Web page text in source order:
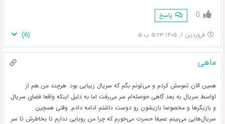
0 پاسخ
فروردین ۱, ۱۴۰۵ ۵:۲۳ ب.ظ (
6
)
ماهی
همین الان تمومش کردم و می‌تونم بگم که سریال زیبایی بود. هرچند من هم از
اواسط سریال به بعد گاهی حوصله‌ام سر می‌رفت اما به دلیل اینکه واقعا فضای سریال
و بازیگر‌ها و مخصوصا بازیشون رو دوست داشتم ادامه دادم. وقتی همچین
سریال‌هایی می‌بینم عمیقا حسرت می‌خورم که چرا من رویایی ندارم تا بخاطرش تا سر